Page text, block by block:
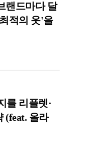
랜드마다 달
적의 옷'을
를 리플렛·
(feat. 올라